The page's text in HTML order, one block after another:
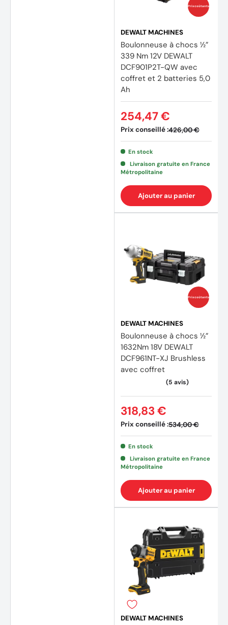
Prix coûtants
DEWALT MACHINES
Boulonneuse à chocs ½”
339 Nm 12V DEWALT
DCF901P2T-QW avec
coffret et 2 batteries 5,0
Ah
Prix conseillé :426,00 €
254,47 €
En stock
Livraison gratuite en France
Métropolitaine
Ajouter au panier
Prix coûtants
DEWALT MACHINES
Boulonneuse à chocs ½”
1632Nm 18V DEWALT
DCF961NT-XJ Brushless
avec coffret
Prix conseillé :534,00 €
318,83 €
En stock
Livraison gratuite en France
Métropolitaine
Ajouter au panier
DEWALT MACHINES